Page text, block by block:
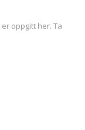
oppgitt her. Ta